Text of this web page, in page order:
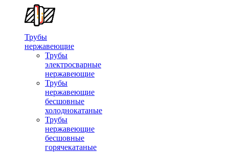
Трубы
нержавеющие
Трубы
электросварные
нержавеющие
Трубы
нержавеющие
бесшовные
холоднокатаные
Трубы
нержавеющие
бесшовные
горячекатаные